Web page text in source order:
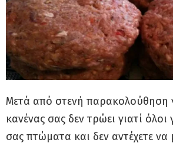
Μετά από στενή παρακολούθηση
κανένας σας δεν τρώει γιατί όλοι
σας πτώματα και δεν αντέχετε να